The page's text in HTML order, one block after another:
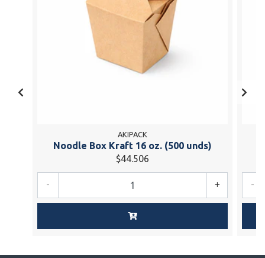
AKIPACK
Noodle Box Kraft 16 oz. (500 unds)
$44.506
+
- -